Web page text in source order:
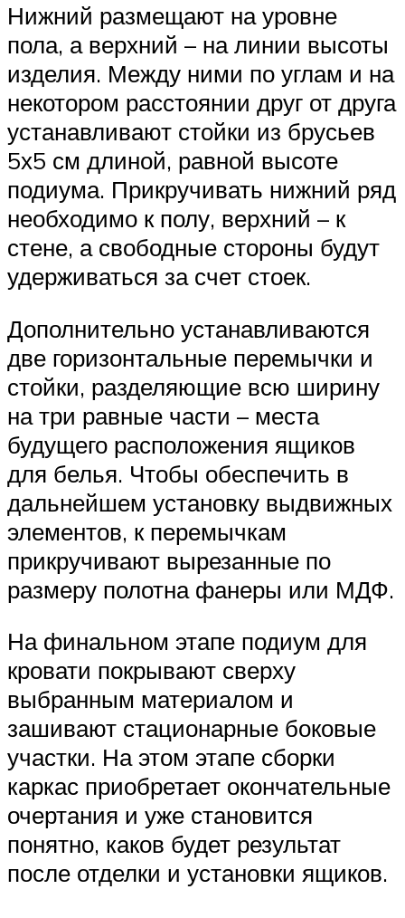
Нижний размещают на уровне
пола, а верхний – на линии высоты
изделия. Между ними по углам и на
некотором расстоянии друг от друга
устанавливают стойки из брусьев
5х5 см длиной, равной высоте
подиума. Прикручивать нижний ряд
необходимо к полу, верхний – к
стене, а свободные стороны будут
удерживаться за счет стоек.
Дополнительно устанавливаются
две горизонтальные перемычки и
стойки, разделяющие всю ширину
на три равные части – места
будущего расположения ящиков
для белья. Чтобы обеспечить в
дальнейшем установку выдвижных
элементов, к перемычкам
прикручивают вырезанные по
размеру полотна фанеры или МДФ.
На финальном этапе подиум для
кровати покрывают сверху
выбранным материалом и
зашивают стационарные боковые
участки. На этом этапе сборки
каркас приобретает окончательные
очертания и уже становится
понятно, каков будет результат
после отделки и установки ящиков.